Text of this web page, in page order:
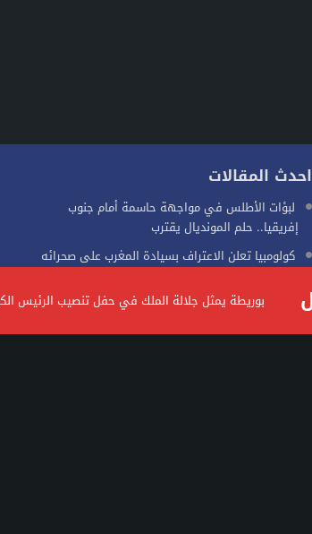
احدث المقالات
لبؤات الأطلس في مواجهة حاسمة أمام جنوب
إفريقيا.. حلم المونديال يقترب
كولومبيا تعلن الاعتراف بسيادة المغرب على صحرائه
عن شقق مفروشة لقضاء العطلة
برقية تهنئة إلى جلالة الملك من الرئيس الفرنسي
بوريطة يمثل جلالة الملك في حفل تنصيب الرئيس